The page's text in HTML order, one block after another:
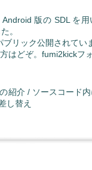
版の SDL を
。
リック公開されてい
はどぞ。fumi2kickフ
紹介 / ソースコード
し替え